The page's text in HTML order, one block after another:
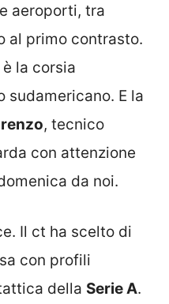
aeroporti, tra
al primo contrasto.
la corsia
sudamericano. E la
, tecnico
con attenzione
da noi.
Il ct ha scelto di
con profili
della Serie A.